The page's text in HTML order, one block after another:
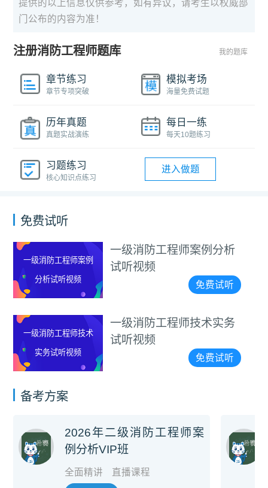
提供的以上信息仅供参考，如有异议，请考生以权威部
门公布的内容为准！
注册消防工程师题库 我的题库
章节练习
章节专项突破
模拟考场
海量免费试题
历年真题
真题实战演练
每日一练
每天10题练习
习题练习
核心知识点练习
进入做题
免费试听
一级消防工程师案例
分析试听视频
一级消防工程师案例分析
试听视频
免费试听
一级消防工程师技术
实务试听视频
一级消防工程师技术实务
试听视频
免费试听
备考方案
2026年二级消防工程师案
例分析VIP班
全面精讲 直播课程